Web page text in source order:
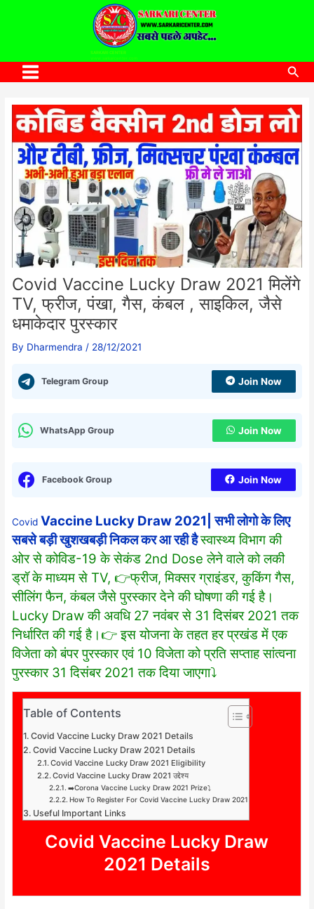
SARKARI CENTER
www.sarkaricenter.com
Main
Menu
Covid Vaccine Lucky Draw 2021 मिलेंगे
TV, फ्रीज, पंखा, गैस, कंबल , साइकिल, जैसे
धमाकेदार पुरस्कार
By Dharmendra / 28/12/2021
Telegram Group Join Now
WhatsApp Group Join Now
Facebook Group Join Now
Covid Vaccine Lucky Draw 2021| सभी लोगो के लिए
सबसे बड़ी खुशखबड़ी निकल कर आ रही हैस्वास्थ्य विभाग की
ओर से कोविड-19 के सेकंड 2nd Dose लेने वाले को लकी
ड्रॉ के माध्यम से TV, 👉फ्रीज, मिक्सर ग्राइंडर, कुकिंग गैस,
सीलिंग फैन, कंबल जैसे पुरस्कार देने की घोषणा की गई है।
Lucky Draw की अवधि 27 नवंबर से 31 दिसंबर 2021 तक
निर्धारित की गई है।👉 इस योजना के तहत हर प्रखंड में एक
विजेता को बंपर पुरस्कार एवं 10 विजेता को प्रति सप्ताह सांत्वना
पुरस्कार 31 दिसंबर 2021 तक दिया जाएगा⤵️
Table of Contents
Covid Vaccine Lucky Draw 2021 Details
Covid Vaccine Lucky Draw 2021 Details
Covid Vaccine Lucky Draw 2021 Eligibility
Covid Vaccine Lucky Draw 2021 उद्देश्य
➡️Corona Vaccine Lucky Draw 2021 Prize⤵️
How To Register For Covid Vaccine Lucky Draw 2021
Useful Important Links
Covid Vaccine Lucky Draw
2021 Details